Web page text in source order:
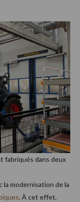
fabriqués dans deux
la modernisation de la
. À cet effet,